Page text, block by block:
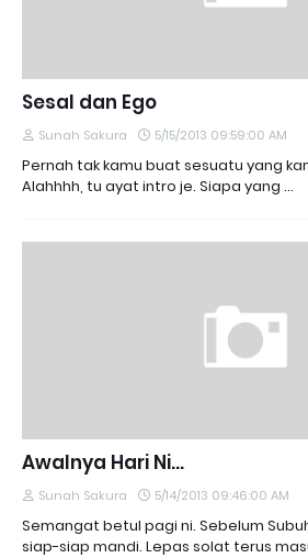
Sesal dan Ego
Sunah Sakura 5/15/2013 09:59:00 AM
Pernah tak kamu buat sesuatu yang
Alahhhh, tu ayat intro je. Siapa yang …
Awalnya Hari Ni...
Sunah Sakura 5/14/2013 09:46:00 AM
Semangat betul pagi ni. Sebelum
siap-siap mandi. Lepas solat terus